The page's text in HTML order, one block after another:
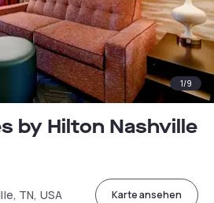
1/9
by Hilton Nashville
TN, USA Karte ansehen